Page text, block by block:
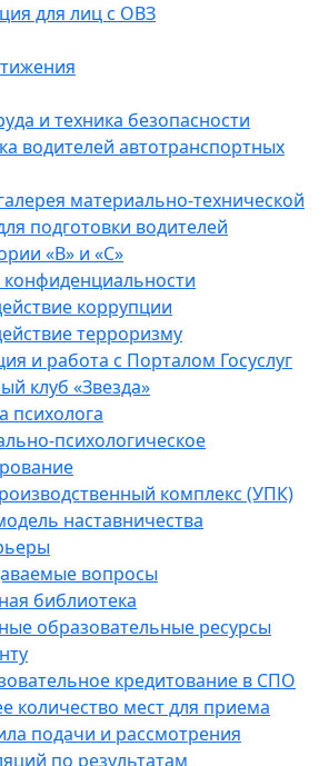
для лиц с ОВЗ
и техника безопасности
водителей автотранспортных
материально-технической
подготовки водителей
«В» и «С»
коррупции
терроризму
и работа с Порталом Госуслуг
клуб «Звезда»
психолога
психологическое
комплекс (УПК)
наставничества
вопросы
библиотека
образовательные ресурсы
кредитование в СПО
количество мест для приема
подачи и рассмотрения
по результатам